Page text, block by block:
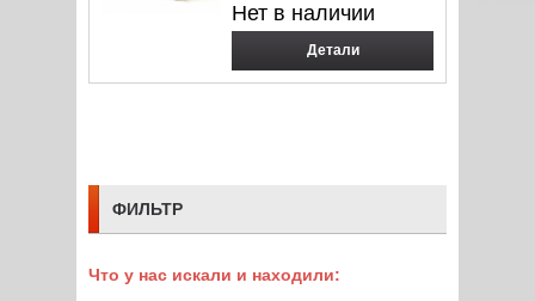
Нет в наличии
Детали
ФИЛЬТР
Что у нас искали и находили: